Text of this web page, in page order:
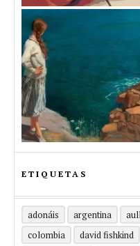
ETIQUETAS
adonáis argentina
colombia
david fishkind